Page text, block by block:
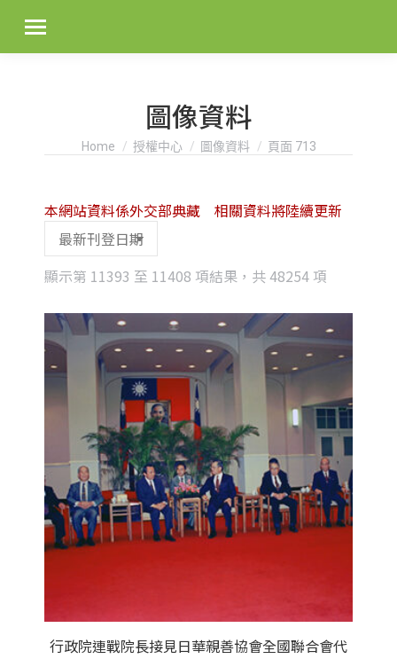
圖像資料
You are here:
Home 授權中心 圖像資料 頁面 713
顯示第 11393 至 11408 項結果，共 48254 項
latest
本網站資料係外交部典藏 相關資料將陸續更新
行政院連戰院長接見日華親善協會全國聯合會代